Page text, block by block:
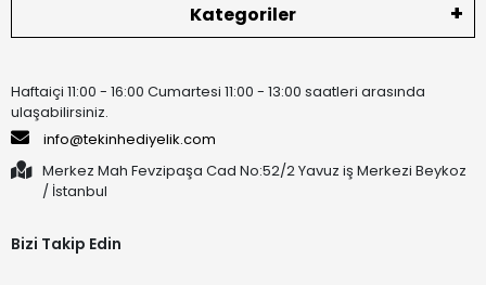
Kategoriler
Haftaiçi 11:00 - 16:00 Cumartesi 11:00 - 13:00 saatleri arasında
ulaşabilirsiniz.
info@tekinhediyelik.com
Merkez Mah Fevzipaşa Cad No:52/2 Yavuz iş Merkezi Beykoz
/ İstanbul
Bizi Takip Edin